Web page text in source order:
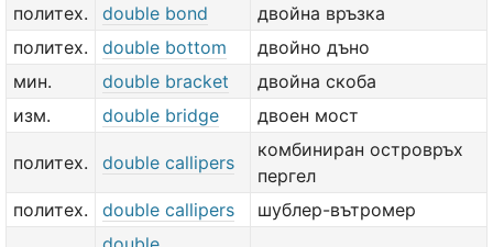
политех.
double bond
двойна връзка
политех.
double bottom
двойно дъно
мин.
double bracket
двойна скоба
изм.
double bridge двоен мост
политех. double callipers
комбиниран островръх
пергел
политех.
double callipers шублер-вътромер